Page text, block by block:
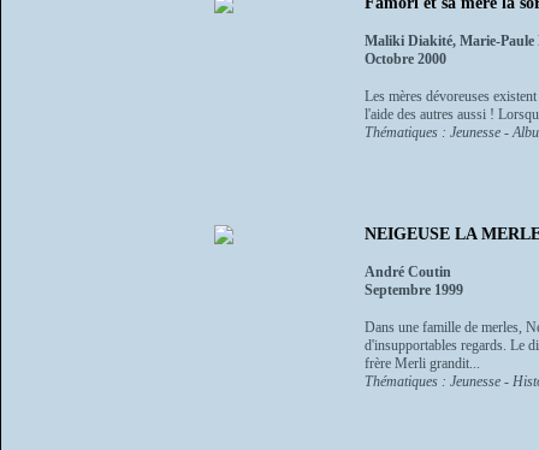
Maliki Diakité, Marie-Paule
Octobre 2000
Les mères dévoreuses
l'aide des autres aussi !
Thématiques : Jeunesse -
NEIGEUSE LA
André Coutin
Septembre 1999
Dans une famille de merles,
d'insupportables regards. Le
frère Merli grandit...
Thématiques : Jeunesse -